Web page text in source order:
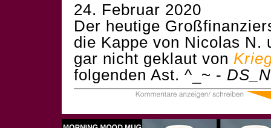
24. Februar 2020
Der heutige
die Kappe von Nicolas N.
gar nicht geklaut von
folgenden Ast. ^_~ -